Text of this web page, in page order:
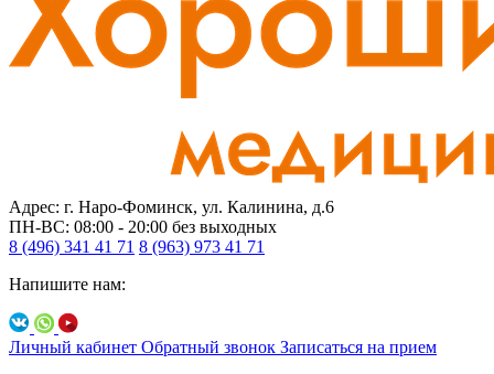
Адрес: г. Наро-Фоминск, ул. Калинина, д.6
ПН-ВС: 08:00 - 20:00 без выходных
8 (496) 341 41 71 8 (963) 973 41 71
Напишите нам:
Личный кабинет Обратный звонок Записаться на прием